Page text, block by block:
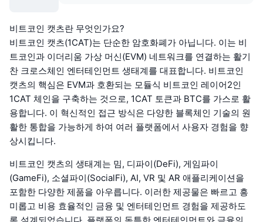
비트코인 캣츠란 무엇인가요?
비트코인 캣츠(1CAT)는 단순한 암호화폐가 아닙니다. 이는 비
트코인과 이더리움 가상 머신(EVM) 네트워크를 연결하는 활기
찬 크로스체인 엔터테인먼트 생태계를 대표합니다. 비트코인
캣츠의 핵심은 EVM과 호환되는 모듈식 비트코인 레이어2인
1CAT 체인을 구축하는 것으로, 1CAT 토큰과 BTC를 가스로 활
용합니다. 이 혁신적인 접근 방식은 다양한 블록체인 기술의 원
활한 통합을 가능하게 하여 여러 플랫폼에서 사용자 경험을 향
상시킵니다.
비트코인 캣츠의 생태계는 밈, 디파이(DeFi), 게임파이
(GameFi), 소셜파이(SocialFi), AI, VR 및 AR 애플리케이션을
포함한 다양한 제품을 아우릅니다. 이러한 제공물은 빠르고 흥
미롭고 비용 효율적인 금융 및 엔터테인먼트 경험을 제공하도